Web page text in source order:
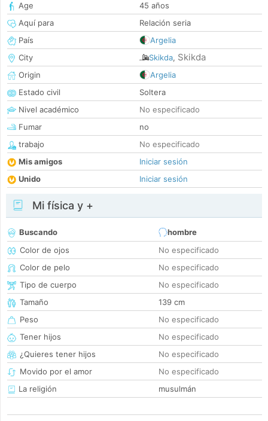
Age
45 años
Aquí para
Relación seria
País
Argelia
City
Skikda, Skikda
Origin
Argelia
Estado civil
Soltera
Nivel académico
No especificado
Fumar
no
trabajo
No especificado
Mis amigos
Iniciar sesión
Unido
Iniciar sesión
Mi física y +
Buscando
hombre
Color de ojos
No especificado
Color de pelo
No especificado
Tipo de cuerpo
No especificado
Tamaño
139 cm
Peso
No especificado
Tener hijos
No especificado
¿Quieres tener hijos
No especificado
Movido por el amor
No especificado
La religión
musulmán